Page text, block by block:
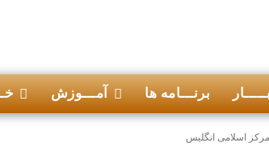
آمـــوزش برنـــامه ها
اسلامی انگلیس